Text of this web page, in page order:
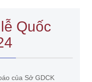
Quốc
của Sở GDCK